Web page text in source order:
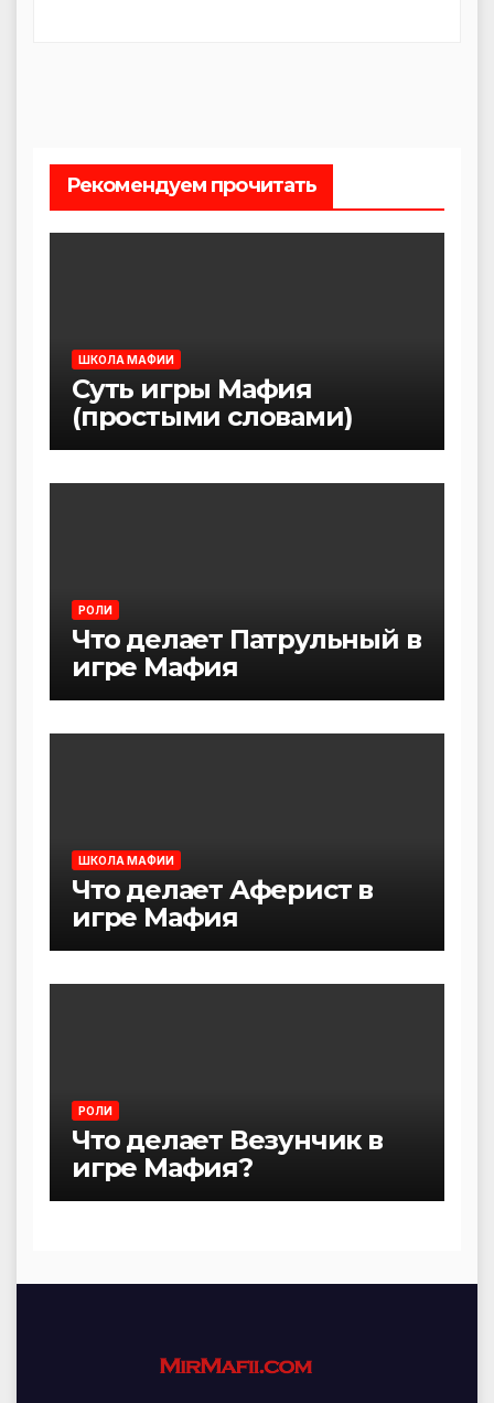
Рекомендуем прочитать
ШКОЛА МАФИИ
Суть игры Мафия
(простыми словами)
РОЛИ
Что делает Патрульный в
игре Мафия
ШКОЛА МАФИИ
Что делает Аферист в
игре Мафия
РОЛИ
Что делает Везунчик в
игре Мафия?